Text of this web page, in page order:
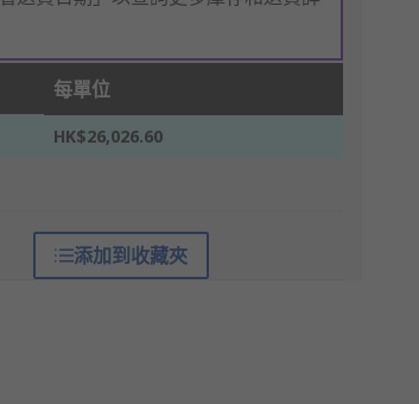
每單位
HK$26,026.60
添加到收藏夾